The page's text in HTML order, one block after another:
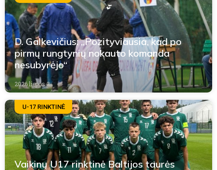
D. Galkevičius: „Pozityviausia, kad po
pirmų rungtynių nokauto komanda
nesubyrėjo“
2026 liepos 3
U-17 RINKTINĖ
Vaikinų U17 rinktinė Baltijos taurės